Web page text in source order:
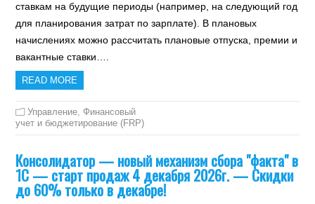
ставкам на будущие периоды (например, на следующий год
для планирования затрат по зарплате). В плановых
начислениях можно рассчитать плановые отпуска, премии и
вакантные ставки….
READ MORE
Управление,Финансовый
учет и бюджетирование (FRP)
Консолидатор — новый механизм сбора "факта" в
1С — старт продаж 4 декабря 2026г. — Скидки
до 60% только в декабре!